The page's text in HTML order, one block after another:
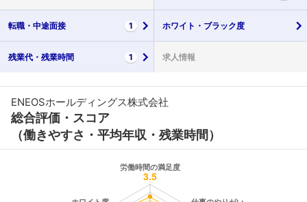
転職・ 中途面接 1 ホワイト・ ブラック度
残業代・ 残業時間 1 求人情報
ENEOSホールディングス株式会社
総合評価・スコア
（働きやすさ・平均年収・残業時間）